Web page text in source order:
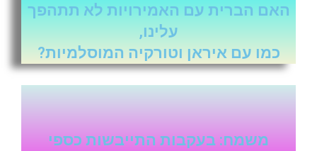
האם הברית עם האמירויות לא תתהפך
עלינו,
כמו עם איראן וטורקיה המוסלמיות?
משמח: בעקבות התייבשות כספי